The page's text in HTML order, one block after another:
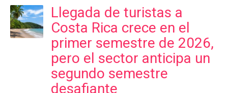
Llegada de turistas a
Costa Rica crece en el
primer semestre de 2026,
pero el sector anticipa un
segundo semestre
desafiante